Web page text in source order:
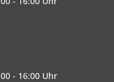
- 16:00 Uhr